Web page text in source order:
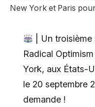
New York et Paris
| Un
Radical
York, aux États-
le 20 septembre
demande !